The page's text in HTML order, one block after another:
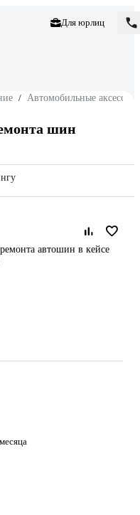
Для юрлиц
/ Автомобильные
шин
автошин в кейсе